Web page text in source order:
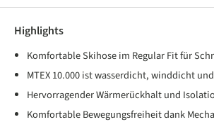
Highlights
Komfortable Skihose im Regular Fit für
MTEX 10.000 ist wasserdicht, winddicht
Hervorragender Wärmerückhalt und
Komfortable Bewegungsfreiheit dank